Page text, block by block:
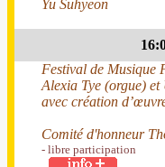
Yu Suhyeon
Festival de Musique
Alexia Tye (orgue)
avec création
Comité d'honneur
- libre participation